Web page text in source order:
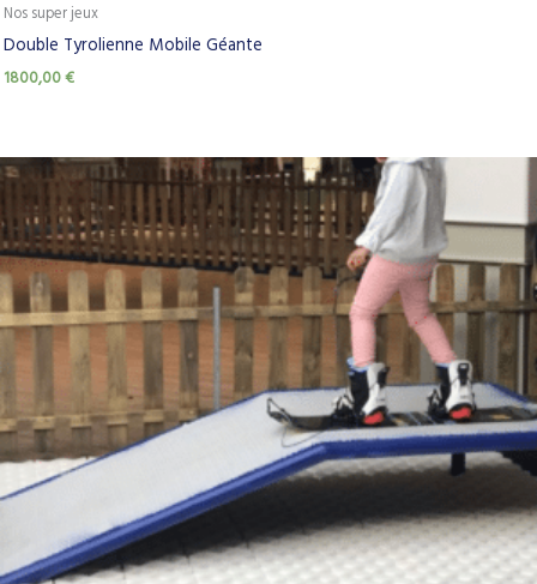
Nos super jeux
Double Tyrolienne Mobile Géante
1800,00€